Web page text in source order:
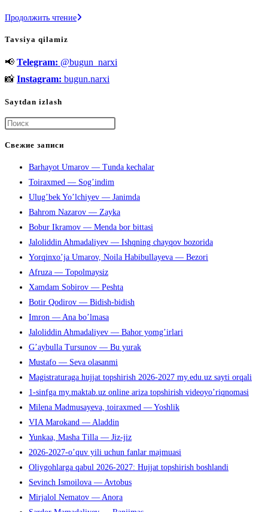
Продолжить чтениеKredit
va
qanday
Tavsiya qilamiz
📢 Telegram: @bugun_narxi
📸 Instagram: bugun.narxi
Saytdan izlash
чтобы
панель
поиска.
Свежие записи
Barhayot Umarov — Tunda kechalar
Toiraxmed — Sog’indim
Ulug’bek Yo’lchiyev — Janimda
Bahrom Nazarov — Zayka
Bobur Ikramov — Menda bor bittasi
Jaloliddin Ahmadaliyev — Ishqning chayqov bozorida
Yorqinxo’ja Umarov, Noila Habibullayeva — Bezori
Afruza — Topolmaysiz
Xamdam Sobirov — Peshta
Botir Qodirov — Bidish-bidish
Imron — Ana bo’lmasa
Jaloliddin Ahmadaliyev — Bahor yomg’irlari
G’aybulla Tursunov — Bu yurak
Mustafo — Seva olasanmi
Magistraturaga hujjat topshirish 2026-2027 my.edu.uz sayti orqali
1-sinfga my.maktab.uz online ariza topshirish videoyo’riqnomasi
Milena Madmusayeva, toiraxmed — Yoshlik
VIA Marokand — Aladdin
Yunkaa, Masha Tilla — Jiz-jiz
2026-2027-o’quv yili uchun fanlar majmuasi
Oliygohlarga qabul 2026-2027: Hujjat topshirish boshlandi
Sevinch Ismoilova — Avtobus
Mirjalol Nematov — Anora